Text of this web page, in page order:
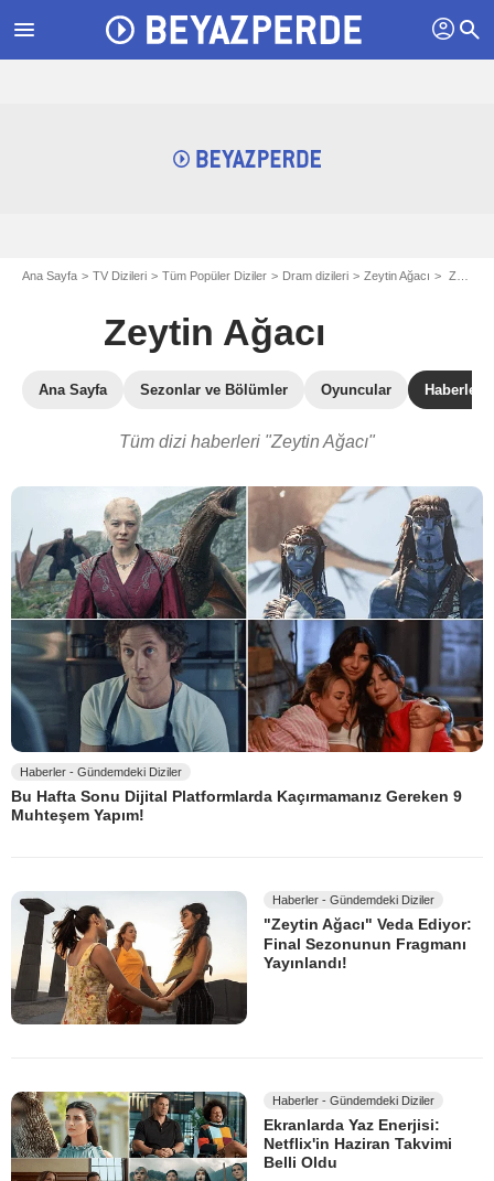
menu profil search
Ana Sayfa TV Dizileri Tüm Popüler Diziler Dram dizileri Zeytin Ağacı Zeytin Ağacı haberleri
Zeytin Ağacı
Ana Sayfa Sezonlar ve Bölümler Oyuncular Haberler
Tüm dizi haberleri "Zeytin Ağacı"
Haberler - Gündemdeki Diziler
Bu Hafta Sonu Dijital Platformlarda Kaçırmamanız Gereken 9
Muhteşem Yapım!
Haberler - Gündemdeki Diziler
"Zeytin Ağacı" Veda Ediyor:
Final Sezonunun Fragmanı
Yayınlandı!
Haberler - Gündemdeki Diziler
Ekranlarda Yaz Enerjisi:
Netflix'in Haziran Takvimi
Belli Oldu